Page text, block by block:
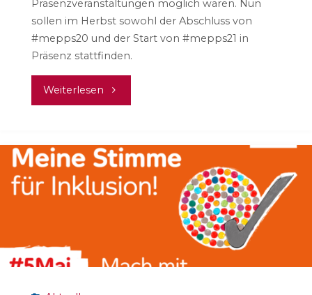
Präsenzveranstaltungen möglich waren. Nun
sollen im Herbst sowohl der Abschluss von
#mepps20 und der Start von #mepps21 in
Präsenz stattfinden.
Weiterlesen "#mepps20,
und
Alumni"